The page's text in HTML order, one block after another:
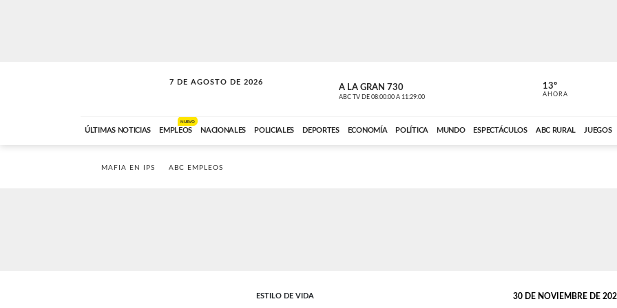
7 DE AGOSTO DE 2026
LA MOVIDA A LA GRAN 730
ABC TV DE 08:00:00 A 11:29:00 ABC CARDINAL
13º
AHORA
ÚLTIMAS NOTICIAS EMPLEOS
NUEVO
NACIONALES POLICIALES DEPORTES ECONOMÍA POLÍTICA MUNDO ESPECTÁCULOS ABC RURAL JUEGOS
MAFIA EN IPS ABC EMPLEOS
ESTILO DE VIDA 30 DE NOVIEMBRE DE